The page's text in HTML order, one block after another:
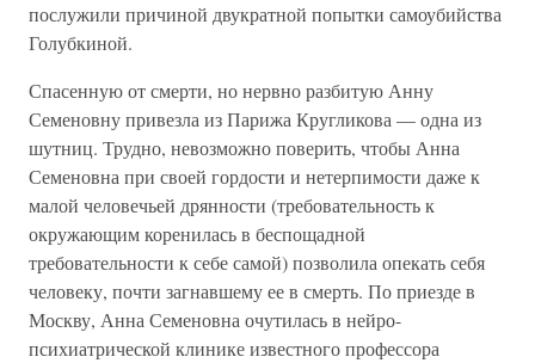
послужили причиной двукратной попытки самоубийства
Голубкиной.
Спасенную от смерти, но нервно разбитую Анну
Семеновну привезла из Парижа Кругликова — одна из
шутниц. Трудно, невозможно поверить, чтобы Анна
Семеновна при своей гордости и нетерпимости даже к
малой человечьей дрянности (требовательность к
окружающим коренилась в беспощадной
требовательности к себе самой) позволила опекать себя
человеку, почти загнавшему ее в смерть. По приезде в
Москву, Анна Семеновна очутилась в нейро-
психиатрической клинике известного профессора